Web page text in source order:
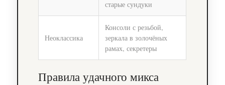
старые сундуки
Неоклассика
Консоли с резьбой,
зеркала в золочёных
рамах, секретеры
Правила удачного микса